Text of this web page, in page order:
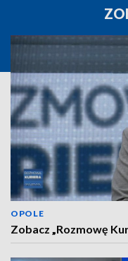
OPOLE
Zobacz „Rozmowę